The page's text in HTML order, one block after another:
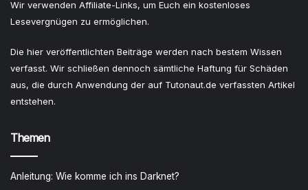
Wir verwenden Affiliate-Links, um Euch ein kostenloses
Lesevergnügen zu ermöglichen.
Die hier veröffentlichten Beiträge werden nach bestem Wissen
verfasst. Wir schließen dennoch sämtliche Haftung für Schäden
aus, die durch Anwendung der auf Tutonaut.de verfassten Artikel
entstehen.
Themen
Anleitung: Wie komme ich ins Darknet?